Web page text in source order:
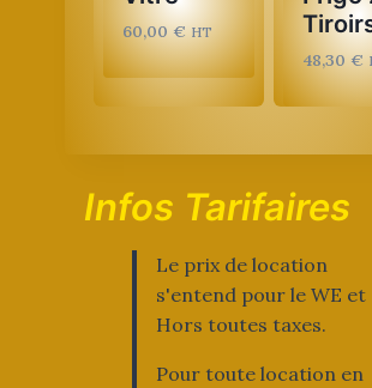
60,00€ HT
48,30€
Infos Tarifaires
Le prix de location
s'entend pour le WE et
Hors toutes taxes.
Pour toute location en